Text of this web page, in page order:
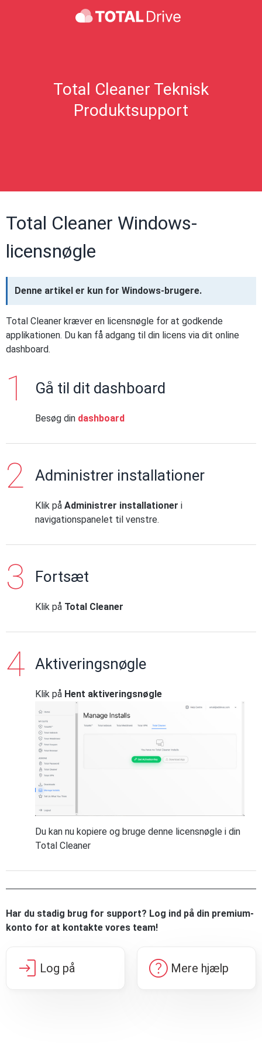
Total Cleaner Teknisk
Produktsupport
Total Cleaner Windows-
licensnøgle
Denne artikel er kun for Windows-brugere.
Total Cleaner kræver en licensnøgle for at godkende
applikationen. Du kan få adgang til din licens via dit online
dashboard.
Gå til dit dashboard
Besøg din dashboard
Administrer installationer
Klik på Administrer installationer i
navigationspanelet til venstre.
Fortsæt
Klik på Total Cleaner
Aktiveringsnøgle
Klik på Hent aktiveringsnøgle
Du kan nu kopiere og bruge denne licensnøgle i din
Total Cleaner
Har du stadig brug for support? Log ind på din premium-
konto for at kontakte vores team!
login Log på help Mere hjælp